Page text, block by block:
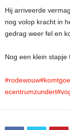
Hij arriveerde
nog volop kracht in
gedrag weer fel en
Nog een klein
#rodewouw
ecentrumzundert